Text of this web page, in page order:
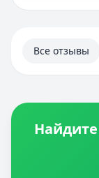
Все отзывы